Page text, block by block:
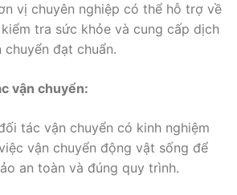
vị chuyên nghiệp có thể hỗ trợ về
kiểm tra sức khỏe và cung cấp dịch
chuyển đạt chuẩn.
vận chuyển:
tác vận chuyển có kinh nghiệm
vận chuyển động vật sống để
an toàn và đúng quy trình.